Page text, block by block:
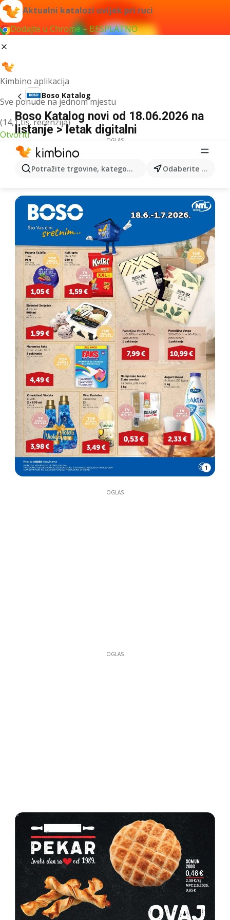
Aktualni katalozi uvijek pri ruci
Dodajte u Chrome – BESPLATNO
Kimbino aplikacija
Sve ponude na jednom mjestu
(14,1 tis. recenzija)
Otvoriti
Potražite trgovine, kategorije, proizvode... Odaberite grad
Boso Katalog
Boso Katalog novi od 18.06.2026 na
listanje > letak digitalni
OGLAS
1
OGLAS
OGLAS